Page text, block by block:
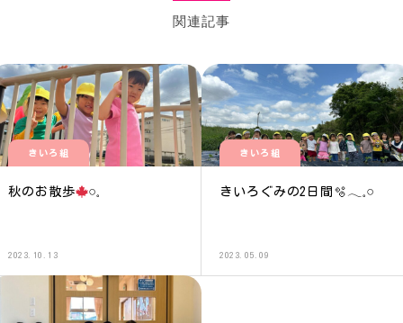
関連記事
きいろ組
秋のお散歩 𓏸𓈒
2023.10.13
きいろ組
きいろぐみの2日間🫧𓂃𓈒𓏸
2023.05.09